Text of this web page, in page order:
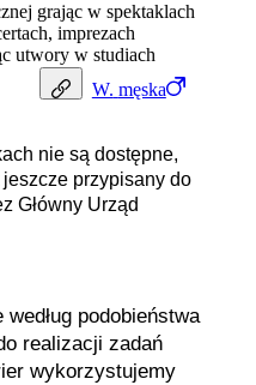
W. męska
grając w spektaklach
imprezach
utwory w studiach
nie są dostępne,
przypisany do
Główny Urząd
podobieństwa
realizacji zadań
wykorzystujemy